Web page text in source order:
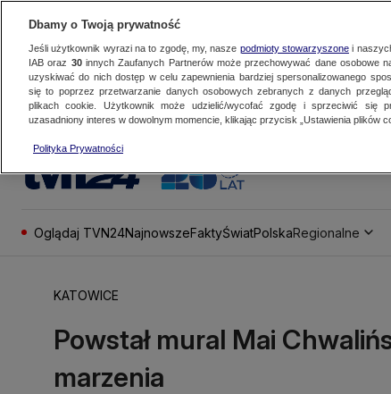
Oglądaj TVN24NajnowszeFaktyŚwiatPolskaRegionalne
KATOWICE
Powstał mural Mai
marzenia
Dbamy o Twoją prywatność
Jeśli użytkownik wyrazi na to zgodę, my, nasze podmioty stowarzyszonei
IAB oraz 30innych Zaufanych Partnerów może przechowywać dane osobowe
uzyskiwać do nich dostęp w celu zapewnienia bardziej spersonalizowanego
się to poprzez przetwarzanie danych osobowych zebranych z danych
plikach cookie. Użytkownik może udzielić/wycofać zgodę i sprzeciwić się
uzasadniony interes w dowolnym momencie, klikając przycisk „Ustawienia plików
Polityka Prywatności